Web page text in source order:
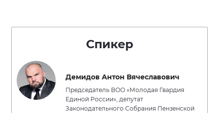
Спикер
Демидов Антон Вячеславович
Председатель ВОО «Молодая Гвардия
Единой России», депутат
Законодательного Собрания Пензенской